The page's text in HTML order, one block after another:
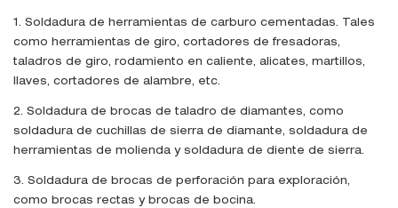
1. Soldadura de herramientas de carburo cementadas. Tales
como herramientas de giro, cortadores de fresadoras,
taladros de giro, rodamiento en caliente, alicates, martillos,
llaves, cortadores de alambre, etc.
2. Soldadura de brocas de taladro de diamantes, como
soldadura de cuchillas de sierra de diamante, soldadura de
herramientas de molienda y soldadura de diente de sierra.
3. Soldadura de brocas de perforación para exploración,
como brocas rectas y brocas de bocina.